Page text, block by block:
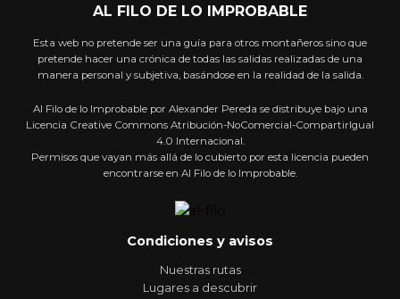
AL FILO DE LO IMPROBABLE
Esta web no pretende ser una guía para otros montañeros sino que
pretende hacer una crónica de todas las salidas realizadas de una
manera personal y subjetiva, basándose en la realidad de la salida.
Al Filo de lo Improbable por Alexander Pereda se distribuye bajo una
Licencia Creative Commons Atribución-NoComercial-CompartirIgual
4.0 Internacional.
Permisos que vayan más allá de lo cubierto por esta licencia pueden
encontrarse en Al Filo de lo Improbable.
Condiciones y avisos
Nuestras rutas
Lugares a descubrir